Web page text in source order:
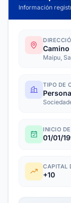
Información
Maipu,
TIPO DE
INICIO
01/01/
CAPITAL
+10